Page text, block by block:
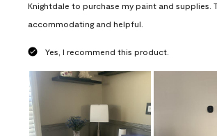
Knightdale to purchase my paint and supplies.
accommodating and helpful.
Yes, I recommend this product.